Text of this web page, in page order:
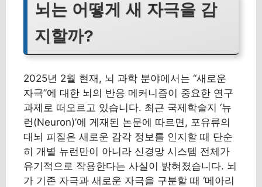
뇌는 어떻게 새 자극을 감
지할까?
2025년 2월 현재, 뇌 과학 분야에서는 “새로운
자극”에 대한 뇌의 반응 메커니즘이 중요한 연구
과제로 떠오르고 있습니다. 최근 국제학술지 ‘뉴
런(Neuron)’에 게재된 논문에 따르면, 포유류의
대뇌 피질은 새로운 감각 정보를 인지할 때 단순
히 개별 뉴런만이 아니라 신경망 시스템 전체가
유기적으로 작용한다는 사실이 밝혀졌습니다. 뇌
가 기존 자극과 새로운 자극을 구분할 때 ‘메아리